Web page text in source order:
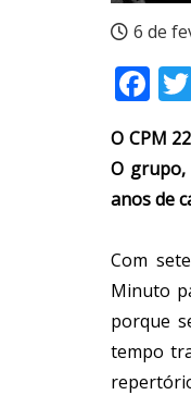
6 de
O CPM
O grupo,
anos de
Com
Minuto
porque
tempo